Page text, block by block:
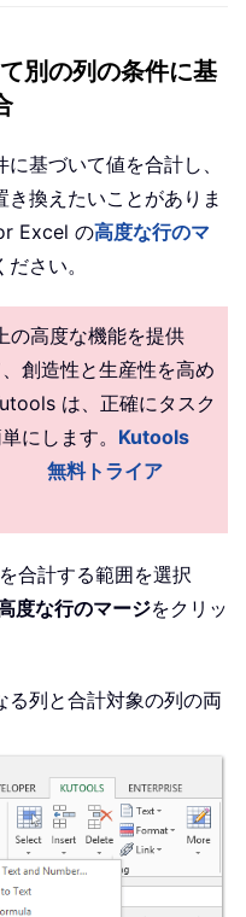
別の列の条件に基
基づいて値を合計し、
換えたいことがありま
Excel の高度な行のマ
さい。
の高度な機能を提供
創造性と生産性を高め
は、正確にタスク
にします。 Kutools
無料トライア
合計する範囲を選択
度な行のマージをクリッ
る列と合計対象の列の両